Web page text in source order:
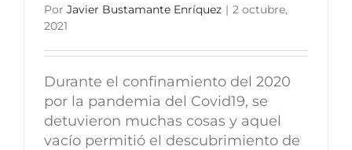
Por Javier Bustamante Enríquez | 2 octubre,
2021
Durante el confinamiento del 2020
por la pandemia del Covid19, se
detuvieron muchas cosas y aquel
vacío permitió el descubrimiento de